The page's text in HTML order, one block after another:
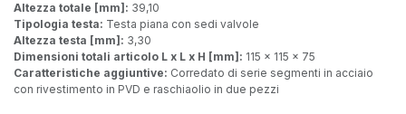
Altezza totale [mm]: 39,10
Tipologia testa: Testa piana con sedi valvole
Altezza testa [mm]: 3,30
Dimensioni totali articolo L x L x H [mm]: 115 x 115 x 75
Caratteristiche aggiuntive: Corredato di serie segmenti in acciaio
con rivestimento in PVD e raschiaolio in due pezzi